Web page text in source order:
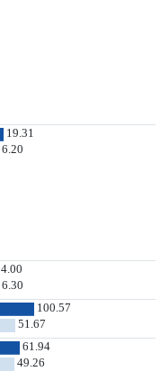
19.31
6.20
4.00
6.30
100.57
51.67
61.94
49.26